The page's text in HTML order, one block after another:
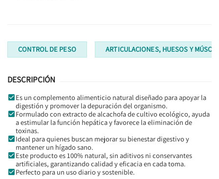
CONTROL DE PESO ARTICULACIONES, HUESOS Y
DESCRIPCIÓN
Es un complemento alimenticio natural diseñado para apoyar la
digestión y promover la depuración del organismo.
Formulado con extracto de alcachofa de cultivo ecológico, ayuda
a estimular la función hepática y favorece la eliminación de
toxinas.
Ideal para quienes buscan mejorar su bienestar digestivo y
mantener un hígado sano.
Este producto es 100% natural, sin aditivos ni conservantes
artificiales, garantizando calidad y eficacia en cada toma.
Perfecto para un uso diario y sostenible.